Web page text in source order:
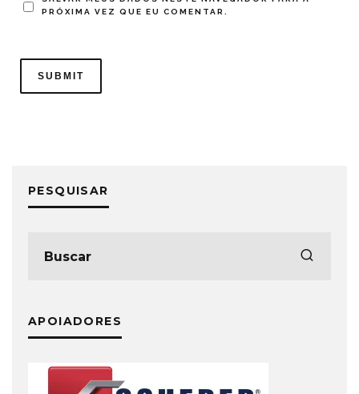
PRÓXIMA VEZ QUE EU COMENTAR.
PESQUISAR
APOIADORES